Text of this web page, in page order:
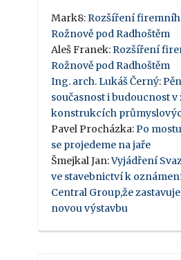
Mark8: Rozšíření
Rožnově pod Radhoštěm
Aleš Franek: Rozšíření
Rožnově pod Radhoštěm
Ing. arch. Lukáš Černý:
současnost i budoucnost
konstrukcích
Pavel Procházka: Po
se projedeme na jaře
Šmejkal Jan:Vyjádření
ve stavebnictví k
Central Group,že
novou výstavbu